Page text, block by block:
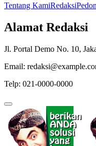
Tentang KamiRedaksi
Alamat Redaksi
Jl. Portal Demo No. 10,
Email:
Telp: 021-0000-0000